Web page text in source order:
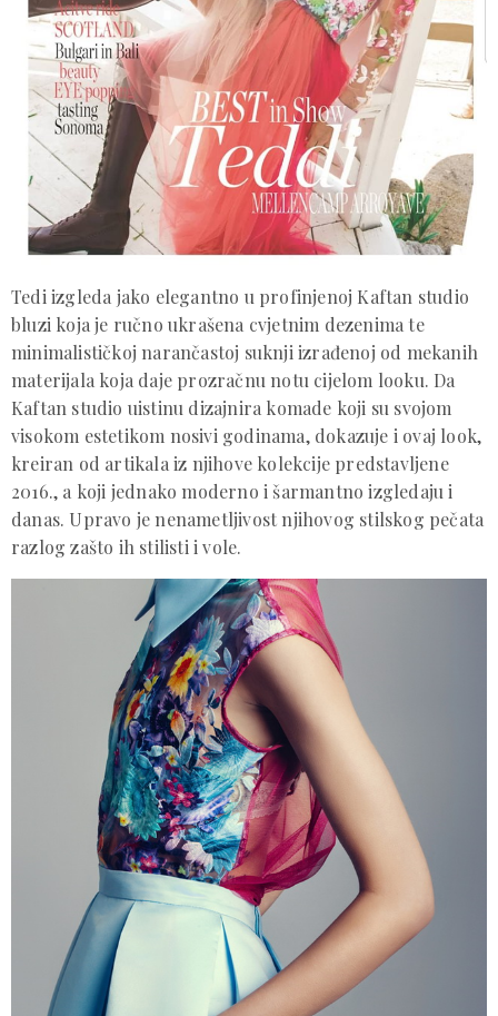
Tedi izgleda jako elegantno u profinjenoj Kaftan studio
bluzi koja je ručno ukrašena cvjetnim dezenima te
minimalističkoj narančastoj suknji izrađenoj od mekanih
materijala koja daje prozračnu notu cijelom looku. Da
Kaftan studio uistinu dizajnira komade koji su svojom
visokom estetikom nosivi godinama, dokazuje i ovaj look,
kreiran od artikala iz njihove kolekcije predstavljene
2016., a koji jednako moderno i šarmantno izgledaju i
danas. Upravo je nenametljivost njihovog stilskog pečata
razlog zašto ih stilisti i vole.